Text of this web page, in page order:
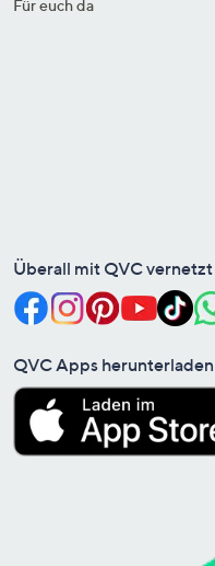
Für euch da
Überall mit QVC vernetzt
QVC Apps herunterladen